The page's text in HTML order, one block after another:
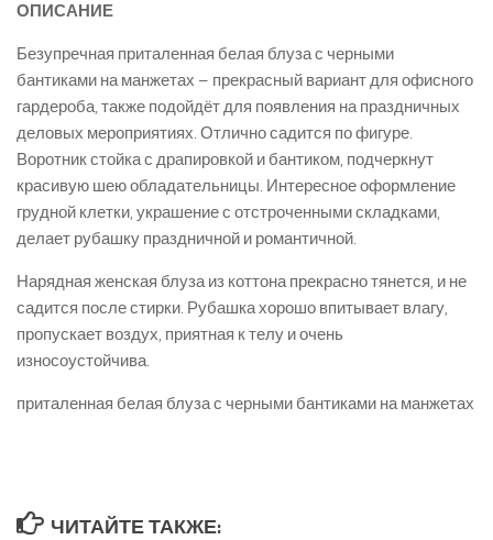
ОПИСАНИЕ
Безупречная приталенная белая блуза с черными
бантиками на манжетах – прекрасный вариант для офисного
гардероба, также подойдёт для появления на праздничных
деловых мероприятиях. Отлично садится по фигуре.
Воротник стойка с драпировкой и бантиком, подчеркнут
красивую шею обладательницы. Интересное оформление
грудной клетки, украшение с отстроченными складками,
делает рубашку праздничной и романтичной.
Нарядная женская блуза из коттона прекрасно тянется, и не
садится после стирки. Рубашка хорошо впитывает влагу,
пропускает воздух, приятная к телу и очень
износоустойчива.
приталенная белая блуза с черными бантиками на манжетах
ЧИТАЙТЕ ТАКЖЕ: